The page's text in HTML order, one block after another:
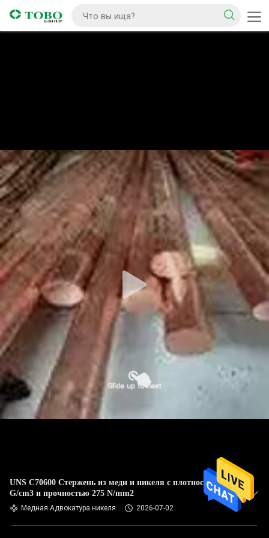
UNS C70600 Стержень из меди и никеля с плотностью 8,9
G/cm3 и прочностью 275 N/mm2
Медная Адвокатура никеля 2026-07-02